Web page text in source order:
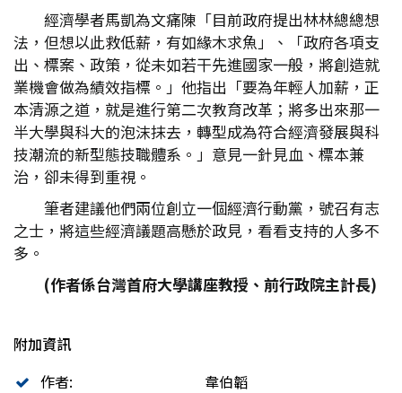
經濟學者馬凱為文痛陳「目前政府提出林林總總想
法，但想以此救低薪，有如緣木求魚」、「政府各項支
出、標案、政策，從未如若干先進國家一般，將創造就
業機會做為績效指標。」他指出「要為年輕人加薪，正
本清源之道，就是進行第二次教育改革；將多出來那一
半大學與科大的泡沫抹去，轉型成為符合經濟發展與科
技潮流的新型態技職體系。」意見一針見血、標本兼
治，卻未得到重視。
筆者建議他們兩位創立一個經濟行動黨，號召有志
之士，將這些經濟議題高懸於政見，看看支持的人多不
多。
(作者係台灣首府大學講座教授、前行政院主計長)
附加資訊
作者:
韋伯韜